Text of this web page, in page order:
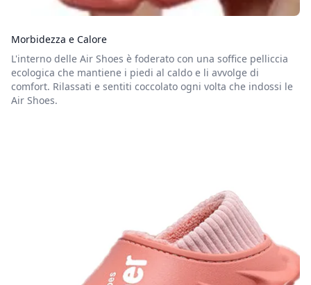
Morbidezza e Calore
L'interno delle Air Shoes è foderato con una soffice pelliccia
ecologica che mantiene i piedi al caldo e li avvolge di
comfort. Rilassati e sentiti coccolato ogni volta che indossi le
Air Shoes.